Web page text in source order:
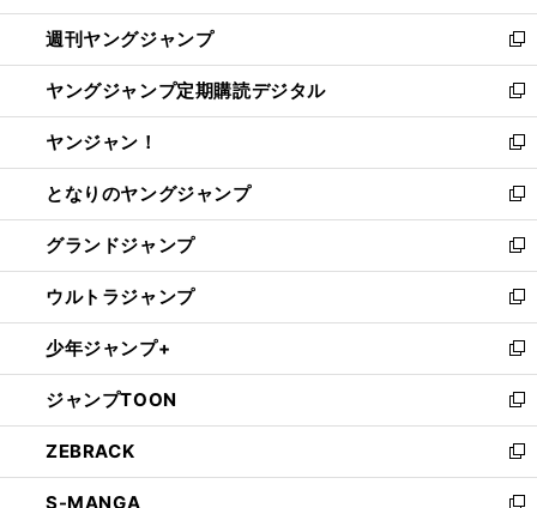
開
く
ウ
で
開
く
ン
ド
ウ
で
開
く
ウ
ィ
ン
ド
ウ
で
開
く
週刊ヤングジャンプ
新
し
い
ウ
ィ
ン
ド
ウ
で
開
く
ヤングジャンプ定期購読デジタル
新
し
い
ウ
ィ
ン
ド
ウ
で
開
く
ヤンジャン！
新
し
い
ウ
ィ
ン
ド
ウ
で
開
く
となりのヤングジャンプ
新
し
い
ウ
ィ
ン
ド
ウ
で
開
く
グランドジャンプ
新
し
い
ウ
ィ
ン
ド
ウ
で
開
く
ウルトラジャンプ
新
し
い
ウ
ィ
ン
ド
ウ
で
少年ジャンプ+
新
し
い
ウ
ィ
ン
ジャンプTOON
新
し
い
ウ
ZEBRACK
新
し
S-MANGA